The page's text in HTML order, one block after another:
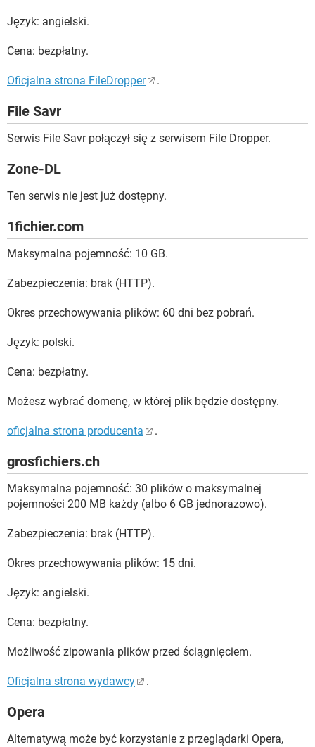
Język: angielski.
Cena: bezpłatny.
Oficjalna strona FileDropper .
File Savr
Serwis File Savr połączył się z serwisem File Dropper.
Zone-DL
Ten serwis nie jest już dostępny.
1fichier.com
Maksymalna pojemność: 10 GB.
Zabezpieczenia: brak (HTTP).
Okres przechowywania plików: 60 dni bez pobrań.
Język: polski.
Cena: bezpłatny.
Możesz wybrać domenę, w której plik będzie dostępny.
oficjalna strona producenta .
grosfichiers.ch
Maksymalna pojemność: 30 plików o maksymalnej
pojemności 200 MB każdy (albo 6 GB jednorazowo).
Zabezpieczenia: brak (HTTP).
Okres przechowywania plików: 15 dni.
Język: angielski.
Cena: bezpłatny.
Możliwość zipowania plików przed ściągnięciem.
Oficjalna strona wydawcy .
Opera
Alternatywą może być korzystanie z przeglądarki Opera,